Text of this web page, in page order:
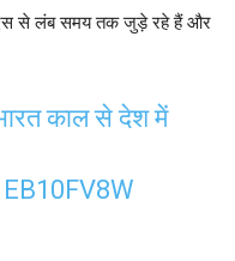
से लंब समय तक जुड़े रहे हैं और
काल से देश में